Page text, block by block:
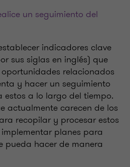
un seguimiento del
indicadores clave
sus siglas en inglés) que
relacionados
y hacer un seguimiento
estos a lo largo del tiempo.
actualmente carecen de los
recopilar y procesar estos
planes para
pueda hacer de manera